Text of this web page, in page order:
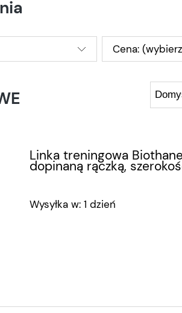
Cena:
Linka treningowa
dopinaną rączką,
Wysyłka w: 1 dzień